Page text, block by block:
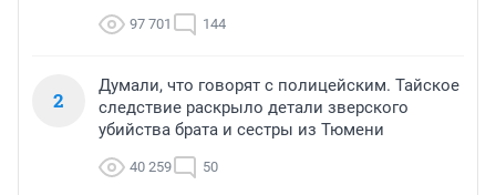
97 701 144
2
Думали, что говорят с полицейским. Тайское
следствие раскрыло детали зверского
убийства брата и сестры из Тюмени
40 259 50